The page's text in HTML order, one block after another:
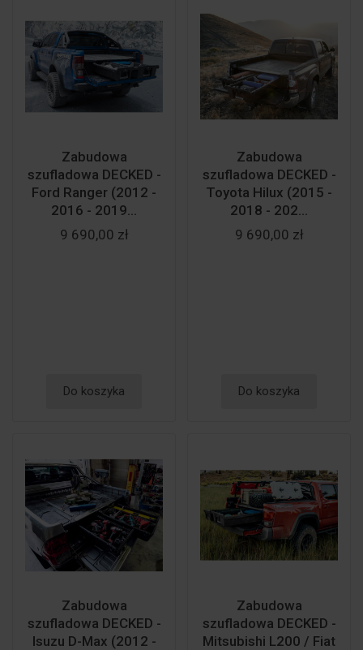
Zabudowa
szufladowa DECKED -
Ford Ranger (2012 -
2016 - 2019...
9 690,00 zł
Do koszyka
Zabudowa
szufladowa DECKED -
Toyota Hilux (2015 -
2018 - 202...
9 690,00 zł
Do koszyka
Zabudowa
szufladowa DECKED -
Isuzu D-Max (2012 -
Zabudowa
szufladowa DECKED -
Mitsubishi L200 / Fiat